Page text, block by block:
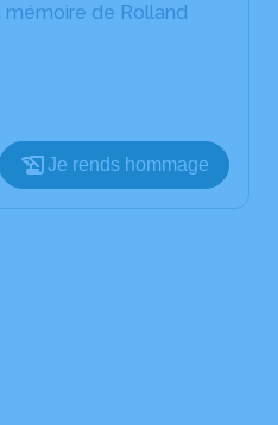
de Rolland
Je rends hommage